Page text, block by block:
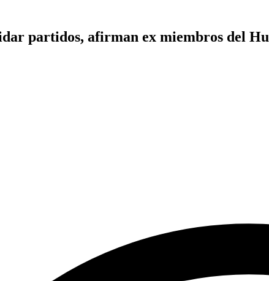
partidos, afirman ex miembros del